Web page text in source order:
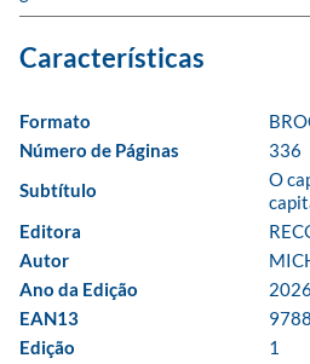
Formato
Número de Páginas
336
Subtítulo
O
Editora
Autor
Ano da Edição
2026
EAN13
Edição
1